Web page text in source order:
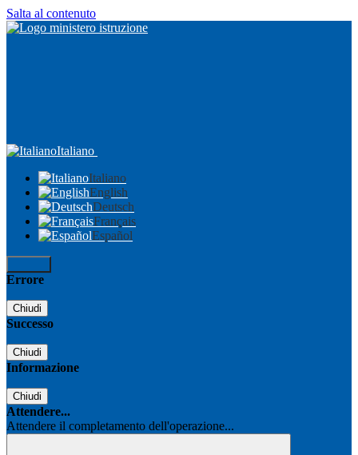
Salta al contenuto
Italiano
Italiano
English
Deutsch
Français
Español
Errore
Chiudi
Successo
Chiudi
Informazione
Chiudi
Attendere...
Attendere il completamento dell'operazione...